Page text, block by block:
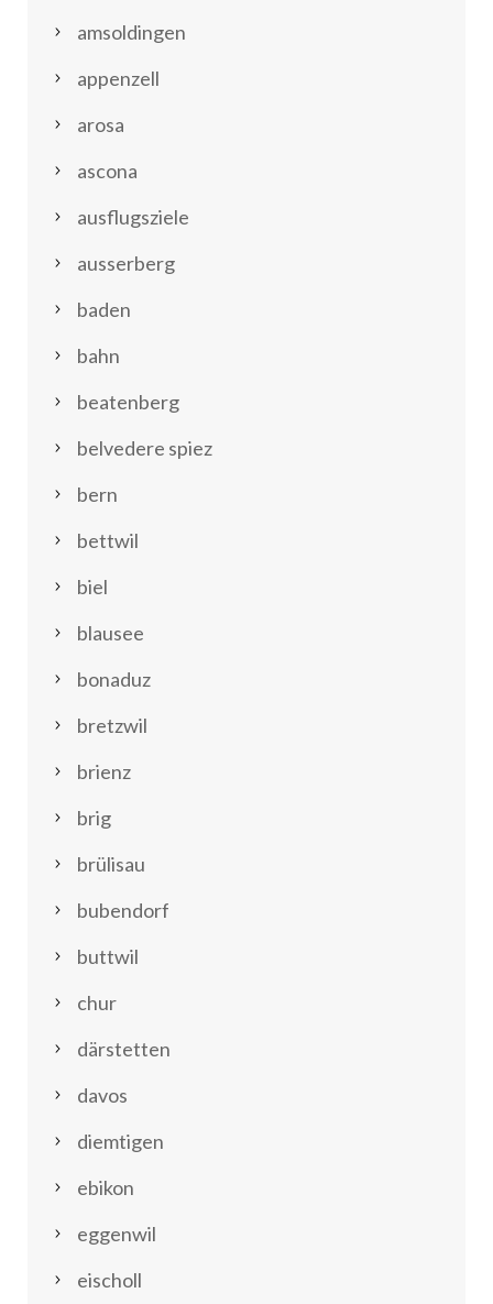
amsoldingen
appenzell
arosa
ascona
ausflugsziele
ausserberg
baden
bahn
beatenberg
belvedere spiez
bern
bettwil
biel
blausee
bonaduz
bretzwil
brienz
brig
brülisau
bubendorf
buttwil
chur
därstetten
davos
diemtigen
ebikon
eggenwil
eischoll